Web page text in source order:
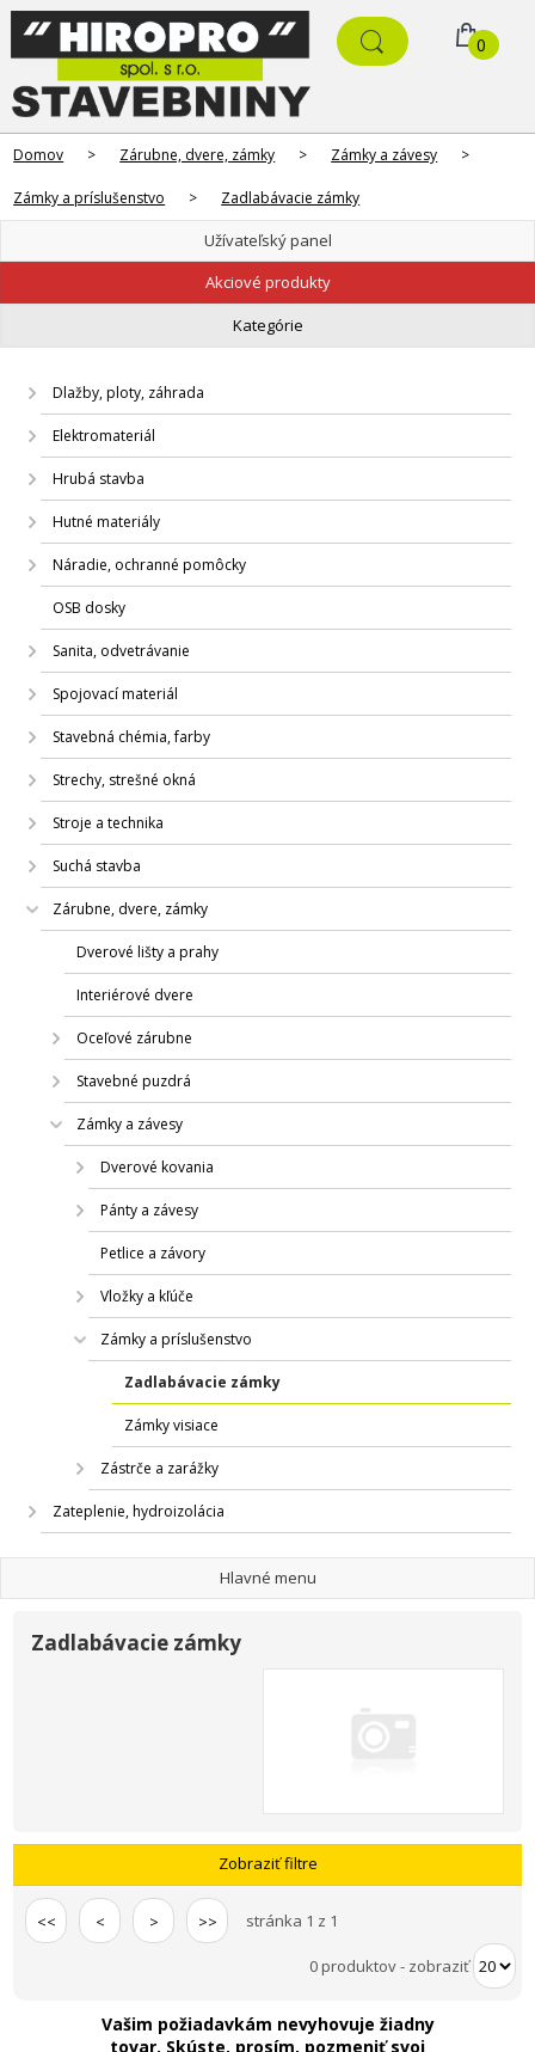
0
Domov > Zárubne, dvere, zámky > Zámky a závesy >
Zámky a príslušenstvo > Zadlabávacie zámky
Užívateľský panel
Akciové produkty
Kategórie
Dlažby, ploty, záhrada
Elektromateriál
Hrubá stavba
Hutné materiály
Náradie, ochranné pomôcky
OSB dosky
Sanita, odvetrávanie
Spojovací materiál
Stavebná chémia, farby
Strechy, strešné okná
Stroje a technika
Suchá stavba
Zárubne, dvere, zámky
Dverové lišty a prahy
Interiérové dvere
Oceľové zárubne
Stavebné puzdrá
Zámky a závesy
Dverové kovania
Pánty a závesy
Petlice a závory
Vložky a kľúče
Zámky a príslušenstvo
Zadlabávacie zámky
Zámky visiace
Zástrče a zarážky
Zateplenie, hydroizolácia
Hlavné menu
Zadlabávacie zámky
Zobraziť filtre
<< < > >> stránka 1 z 1
0 produktov- zobraziť
Vašim požiadavkám nevyhovuje žiadny
tovar. Skúste, prosím, pozmeniť svoj